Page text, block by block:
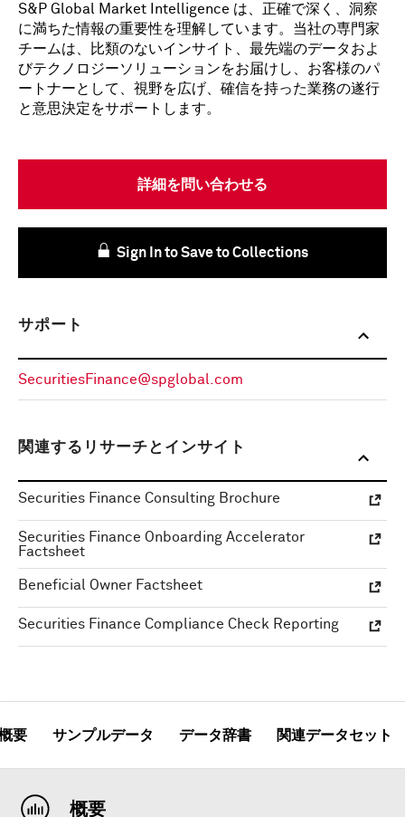
S&P Global Market Intelligence は、正確で深く、洞察
に満ちた情報の重要性を理解しています。当社の専門家
チームは、比類のないインサイト、最先端のデータおよ
びテクノロジーソリューションをお届けし、お客様のパ
ートナーとして、視野を広げ、確信を持った業務の遂行
と意思決定をサポートします。
詳細を問い合わせる
Sign In to Save to Collections
サポート
SecuritiesFinance@spglobal.com
関連するリサーチとインサイト
Securities Finance Consulting Brochure
Securities Finance Onboarding Accelerator
Factsheet
Beneficial Owner Factsheet
Securities Finance Compliance Check Reporting
要 サンプルデータ データ辞書 関連データセット
概要